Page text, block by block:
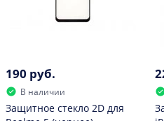
190 руб.
В наличии
Защитное стекло 2D для